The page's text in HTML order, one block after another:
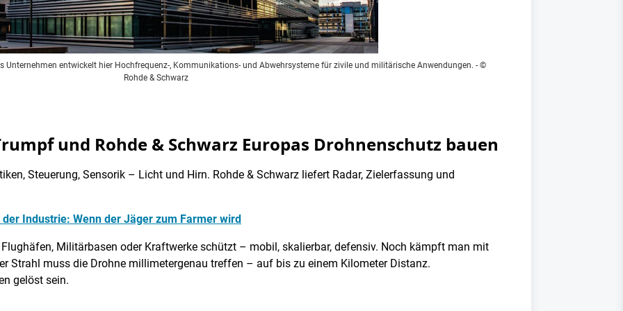
Unternehmen entwickelt hier Hochfrequenz-, Kommunikations- und Abwehrsysteme für zivile und militärische Anwendungen. - ©
Rohde & Schwarz
und Rohde & Schwarz Europas Drohnenschutz bauen
Steuerung, Sensorik – Licht und Hirn. Rohde & Schwarz liefert Radar, Zielerfassung und
Industrie: Wenn der Jäger zum Farmer wird
Militärbasen oder Kraftwerke schützt – mobil, skalierbar, defensiv. Noch kämpft man mit
Strahl muss die Drohne millimetergenau treffen – auf bis zu einem Kilometer Distanz.
gelöst sein.